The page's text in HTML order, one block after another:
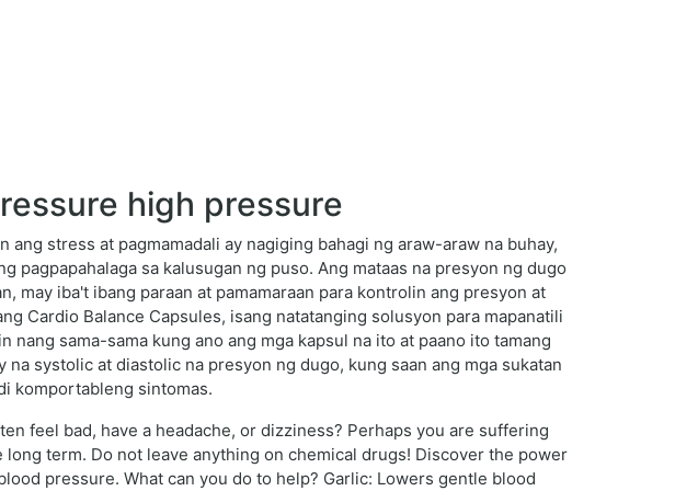
high pressure
ang stress at pagmamadali ay nagiging bahagi ng araw-araw na buhay,
pagpapahalaga sa kalusugan ng puso. Ang mataas na presyon ng dugo
may iba't ibang paraan at pamamaraan para kontrolin ang presyon at
Cardio Balance Capsules, isang natatanging solusyon para mapanatili
sama-sama kung ano ang mga kapsul na ito at paano ito tamang
systolic at diastolic na presyon ng dugo, kung saan ang mga sukatan
komportableng sintomas.
feel bad, have a headache, or dizziness? Perhaps you are suffering
term. Do not leave anything on chemical drugs! Discover the power
pressure. What can you do to help? Garlic: Lowers gentle blood